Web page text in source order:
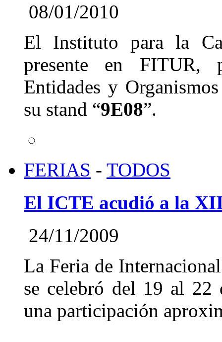
08/01/2010
El Instituto para la
presente en FITUR,
Entidades y
su stand “9E08”.
FERIAS - TODOS
El ICTE acudió a la
24/11/2009
La Feria de
se celebró del 19 al 22
una participación